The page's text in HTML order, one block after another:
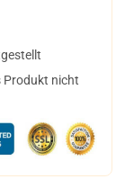
Produkt nicht